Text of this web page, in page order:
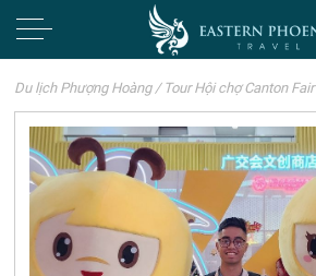
Du lịch Phượng Hoàng / Tour Hội chợ Canton Fair